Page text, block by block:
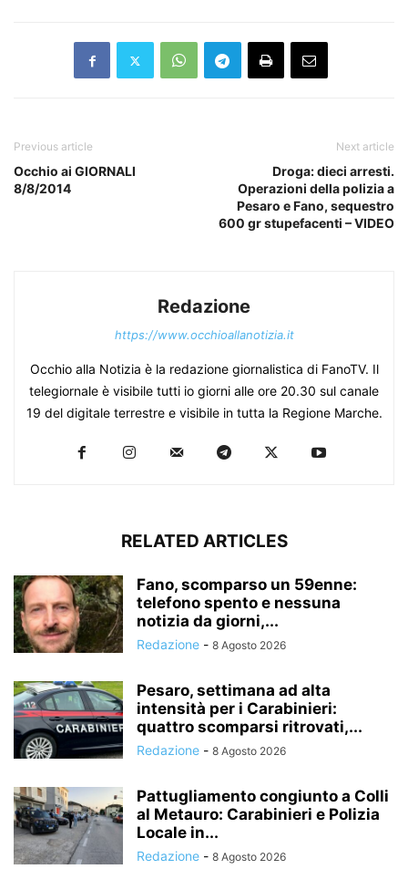
Previous article
Occhio ai GIORNALI
8/8/2014
Next article
Droga: dieci arresti.
Operazioni della polizia a
Pesaro e Fano, sequestro
600 gr stupefacenti – VIDEO
Redazione
https://www.occhioallanotizia.it
Occhio alla Notizia è la redazione giornalistica di FanoTV. Il
telegiornale è visibile tutti io giorni alle ore 20.30 sul canale
19 del digitale terrestre e visibile in tutta la Regione Marche.
RELATED ARTICLES
Fano, scomparso un 59enne:
telefono spento e nessuna
notizia da giorni,...
Redazione - 8 Agosto 2026
Pesaro, settimana ad alta
intensità per i Carabinieri:
quattro scomparsi ritrovati,...
Redazione - 8 Agosto 2026
Pattugliamento congiunto a Colli
al Metauro: Carabinieri e Polizia
Locale in...
Redazione - 8 Agosto 2026